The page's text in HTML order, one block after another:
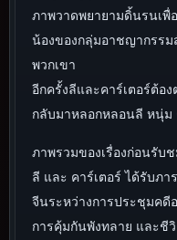
ภาพวาดพยายามดิ้นรนเ
น้องของกลุ่มอาชญากรรม
พวกเขา
อีกครั้งลีและคาร์เตอร์ต้อ
กลับมาหลอกหลอนลี หนุ่ม
ภาพรวมของเรื่องก่อนรับ
ลี และ คาร์เตอร์ ได้รับภา
จีนระหว่างการประชุมค
การคุ้มกันพังทลาย และชี